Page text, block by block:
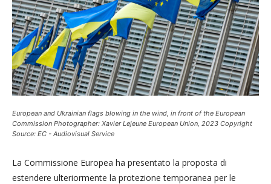
European and Ukrainian flags blowing in the wind, in front of the European
Commission Photographer: Xavier Lejeune European Union, 2023 Copyright
Source: EC - Audiovisual Service
La Commissione Europea ha presentato la proposta di
estendere ulteriormente la protezione temporanea per le